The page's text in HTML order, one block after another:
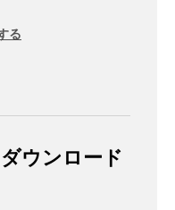
る
ウンロード